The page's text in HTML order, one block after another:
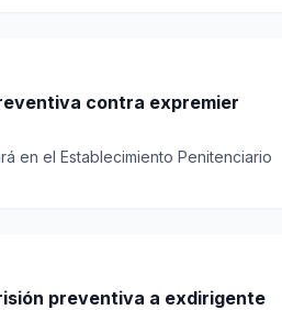
contra expremier
en el Establecimiento Penitenciario
preventiva a exdirigente